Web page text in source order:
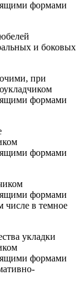
формами
и боковых
при
формами
формами
формами
числе в темное
укладки
формами